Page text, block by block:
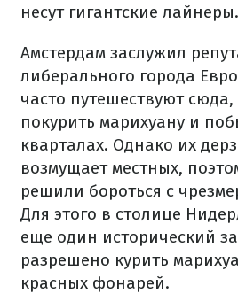
несут гигантские лайнеры.
Амстердам заслужил
либерального города
часто путешествуют
покурить марихуану и
кварталах. Однако их
возмущает местных,
решили бороться с
Для этого в столице
еще один исторический
разрешено курить
красных фонарей.